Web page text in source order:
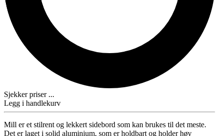
Sjekker priser ...
Legg i handlekurv
Mill er et stilrent og lekkert sidebord som kan brukes til det meste.
Det er laget i solid aluminium, som er holdbart og holder høy